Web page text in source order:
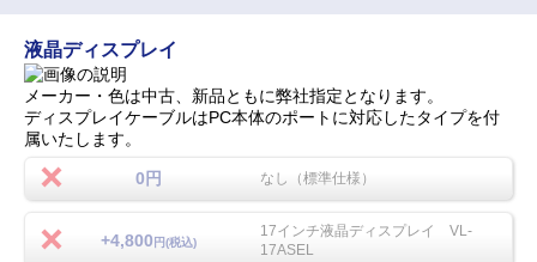
液晶ディスプレイ
メーカー・色は中古、新品ともに弊社指定となります。
ディスプレイケーブルはPC本体のポートに対応したタイプを付
属いたします。
0円 なし（標準仕様）
+4,800 円(税込)
17インチ液晶ディスプレイ VL-
17ASEL